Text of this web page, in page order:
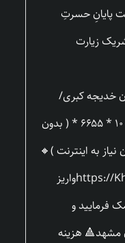
پایانِ حسرتِ
زیارت
نام کانون خدیجه کبری/
زائران مشهد🔸 کد دستوری :# ۶ * ۱۰ * ۶۶۵۵ * ( بدون
* ۷۸۰ * ( بدون نیاز به اینترنت )🔸
وبگاه ( سایت موسسه )https://Khadije.ir/dواریز
شماره ۰۹۱۰۱۵۷۱۷۱۱ پیامک فرمایید و
مشهد🔺 هزینه